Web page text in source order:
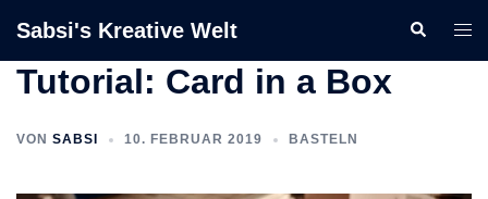
Inhalt
springen
Sabsi's Kreative Welt Suche
Tutorial: Card in a Box
VON SABSI 10. FEBRUAR 2019 BASTELN